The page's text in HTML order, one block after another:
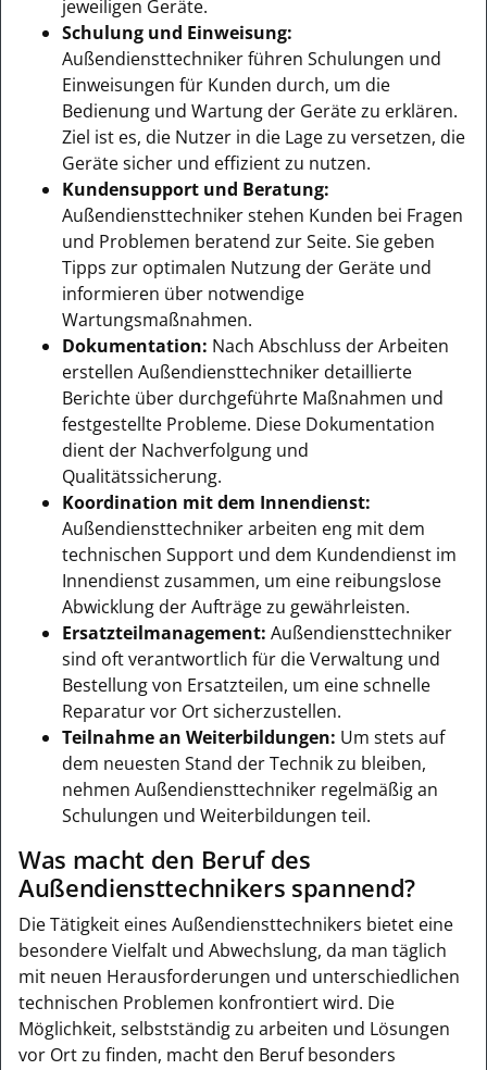
jeweiligen Geräte.
Schulung und Einweisung:
Außendiensttechniker führen Schulungen und
Einweisungen für Kunden durch, um die
Bedienung und Wartung der Geräte zu erklären.
Ziel ist es, die Nutzer in die Lage zu versetzen, die
Geräte sicher und effizient zu nutzen.
Kundensupport und Beratung:
Außendiensttechniker stehen Kunden bei Fragen
und Problemen beratend zur Seite. Sie geben
Tipps zur optimalen Nutzung der Geräte und
informieren über notwendige
Wartungsmaßnahmen.
Dokumentation: Nach Abschluss der Arbeiten
erstellen Außendiensttechniker detaillierte
Berichte über durchgeführte Maßnahmen und
festgestellte Probleme. Diese Dokumentation
dient der Nachverfolgung und
Qualitätssicherung.
Koordination mit dem Innendienst:
Außendiensttechniker arbeiten eng mit dem
technischen Support und dem Kundendienst im
Innendienst zusammen, um eine reibungslose
Abwicklung der Aufträge zu gewährleisten.
Ersatzteilmanagement: Außendiensttechniker
sind oft verantwortlich für die Verwaltung und
Bestellung von Ersatzteilen, um eine schnelle
Reparatur vor Ort sicherzustellen.
Teilnahme an Weiterbildungen: Um stets auf
dem neuesten Stand der Technik zu bleiben,
nehmen Außendiensttechniker regelmäßig an
Schulungen und Weiterbildungen teil.
Was macht den Beruf des
Außendiensttechnikers spannend?
Die Tätigkeit eines Außendiensttechnikers bietet eine
besondere Vielfalt und Abwechslung, da man täglich
mit neuen Herausforderungen und unterschiedlichen
technischen Problemen konfrontiert wird. Die
Möglichkeit, selbstständig zu arbeiten und Lösungen
vor Ort zu finden, macht den Beruf besonders